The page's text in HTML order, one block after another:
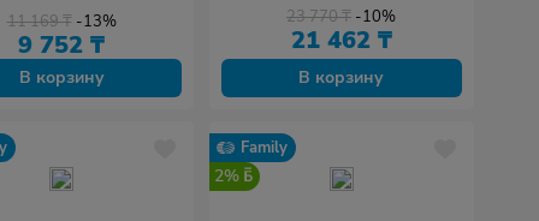
11 169₸ -13%
9 752 ₸
В корзину
23 770₸ -10%
21 462 ₸
В корзину
Family
2%